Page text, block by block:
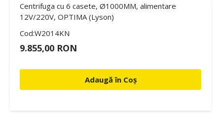
Centrifuga cu 6 casete, Ø1000MM, alimentare
12V/220V, OPTIMA (Lyson)
Cod:W2014KN
9.855,00 RON
Adaugă în Coș